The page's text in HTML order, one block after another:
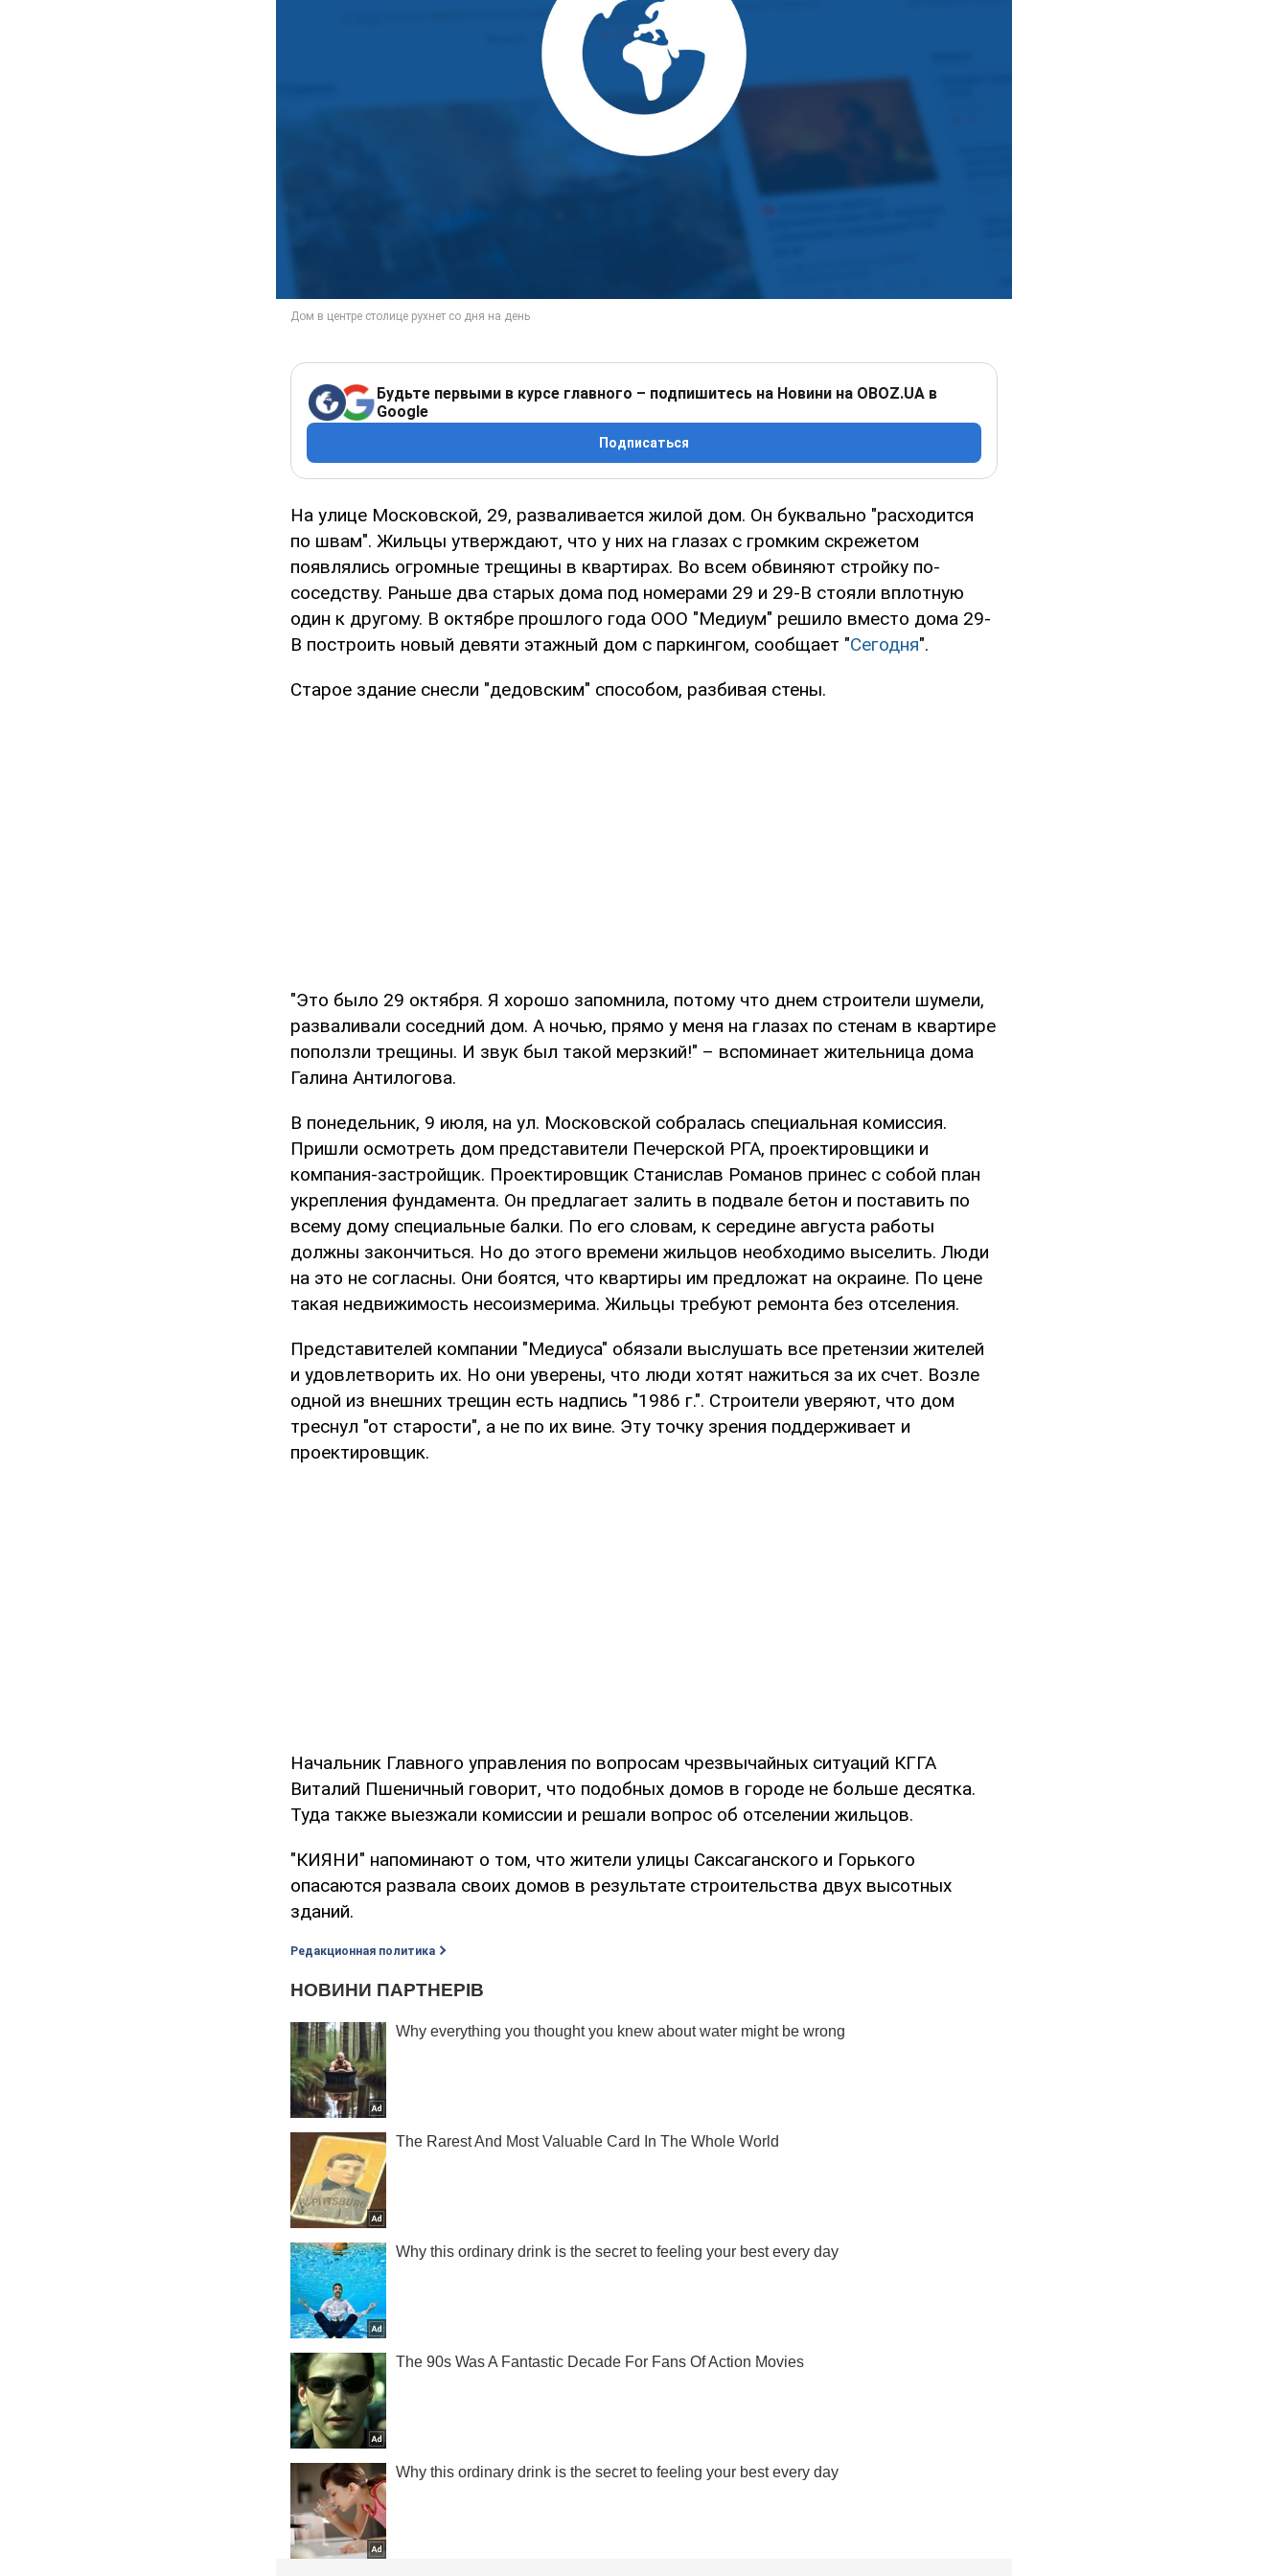
Будьте первыми в курсе главного – подпишитесь на Новини на OBOZ.UA в
Google
Подписаться
На улице Московской, 29, разваливается жилой дом. Он буквально "расходится
по швам". Жильцы утверждают, что у них на глазах с громким скрежетом
появлялись огромные трещины в квартирах. Во всем обвиняют стройку по-
соседству. Раньше два старых дома под номерами 29 и 29-В стояли вплотную
один к другому. В октябре прошлого года ООО "Медиум" решило вместо дома 29-
В построить новый девяти этажный дом с паркингом, сообщает "Сегодня".
Старое здание снесли "дедовским" способом, разбивая стены.
"Это было 29 октября. Я хорошо запомнила, потому что днем строители шумели,
разваливали соседний дом. А ночью, прямо у меня на глазах по стенам в квартире
поползли трещины. И звук был такой мерзкий!" – вспоминает жительница дома
Галина Антилогова.
В понедельник, 9 июля, на ул. Московской собралась специальная комиссия.
Пришли осмотреть дом представители Печерской РГА, проектировщики и
компания-застройщик. Проектировщик Станислав Романов принес с собой план
укрепления фундамента. Он предлагает залить в подвале бетон и поставить по
всему дому специальные балки. По его словам, к середине августа работы
должны закончиться. Но до этого времени жильцов необходимо выселить. Люди
на это не согласны. Они боятся, что квартиры им предложат на окраине. По цене
такая недвижимость несоизмерима. Жильцы требуют ремонта без отселения.
Представителей компании "Медиуса" обязали выслушать все претензии жителей
и удовлетворить их. Но они уверены, что люди хотят нажиться за их счет. Возле
одной из внешних трещин есть надпись "1986 г.". Строители уверяют, что дом
треснул "от старости", а не по их вине. Эту точку зрения поддерживает и
проектировщик.
Начальник Главного управления по вопросам чрезвычайных ситуаций КГГА
Виталий Пшеничный говорит, что подобных домов в городе не больше десятка.
Туда также выезжали комиссии и решали вопрос об отселении жильцов.
"КИЯНИ" напоминают о том, что жители улицы Саксаганского и Горького
опасаются развала своих домов в результате строительства двух высотных
зданий.
Редакционная политика